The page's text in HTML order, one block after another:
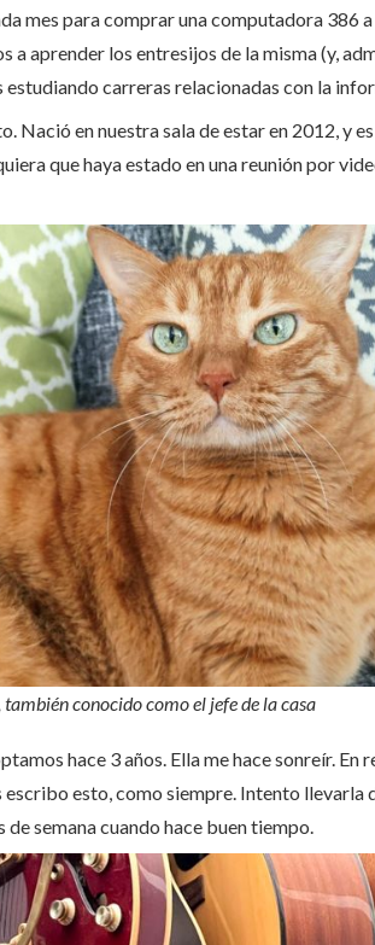
mes para comprar una computadora 386
aprender los entresijos de la misma (y,
carreras relacionadas con la
Nació en nuestra sala de estar en 2012, y
que haya estado en una reunión por
conocido como el jefe de la casa
hace 3 años. Ella me hace sonreír. En
esto, como siempre. Intento llevarla
semana cuando hace buen tiempo.